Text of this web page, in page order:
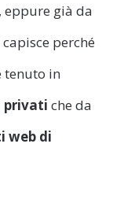
eppure già da
perché
tenuto in
privati che da
web di